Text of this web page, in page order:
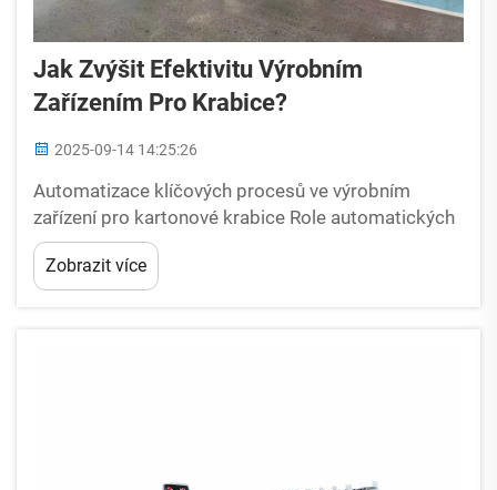
Jak Zvýšit Efektivitu Výrobním
Zařízením Pro Krabice?
2025-09-14 14:25:26
Automatizace klíčových procesů ve výrobním
zařízení pro kartonové krabice Role automatických
strojů na řezání, skládání a lepení v moderní výrobě
Základem efektivní výroby kartonových krabic je
automatizované řezací, skládací a lepicí zařízení...
Zobrazit více